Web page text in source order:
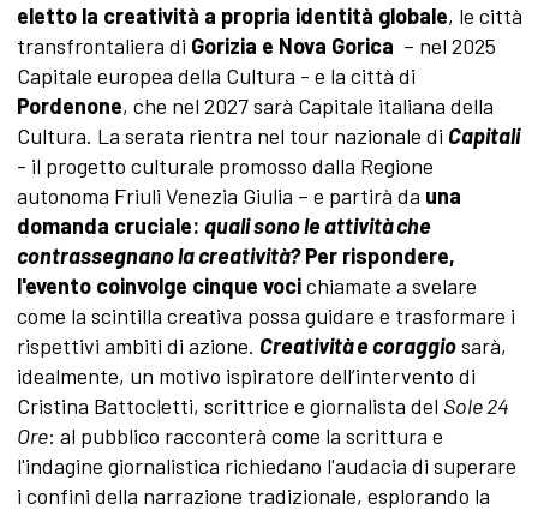
eletto la creatività a propria identità globale, le città
transfrontaliera di Gorizia e Nova Gorica – nel 2025
Capitale europea della Cultura - e la città di
Pordenone, che nel 2027 sarà Capitale italiana della
Cultura. La serata rientra nel tour nazionale di Capitali
- il progetto culturale promosso dalla Regione
autonoma Friuli Venezia Giulia – e partirà da una
domanda cruciale: quali sono le attività che
contrassegnano la creatività?Per rispondere,
l'evento coinvolge cinque vocichiamate a svelare
come la scintilla creativa possa guidare e trasformare i
rispettivi ambiti di azione. Creatività e coraggiosarà,
idealmente, un motivo ispiratore dell’intervento di
Cristina Battocletti, scrittrice e giornalista del Sole 24
Ore: al pubblico racconterà come la scrittura e
l'indagine giornalistica richiedano l'audacia di superare
i confini della narrazione tradizionale, esplorando la